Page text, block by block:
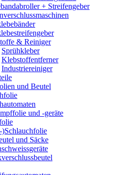
+ Streifengeber
& Reiniger
Sprühkleber
Klebstoffentferner
Industriereiniger
und Beutel
und -geräte
und Säcke